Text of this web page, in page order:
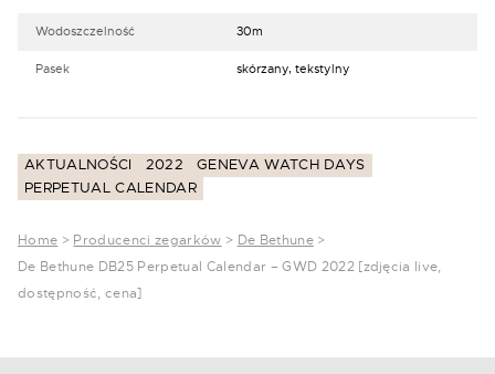
Wodoszczelność 30m
Pasek skórzany, tekstylny
AKTUALNOŚCI 2022
GENEVA WATCH DAYS
PERPETUAL CALENDAR
Home > Producenci zegarków > De Bethune>
De Bethune DB25 Perpetual Calendar – GWD 2022 [zdjęcia live,
dostępność, cena]